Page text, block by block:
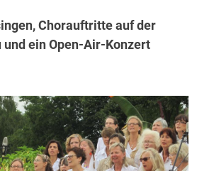
Chorauftritte auf der
ein Open-Air-Konzert